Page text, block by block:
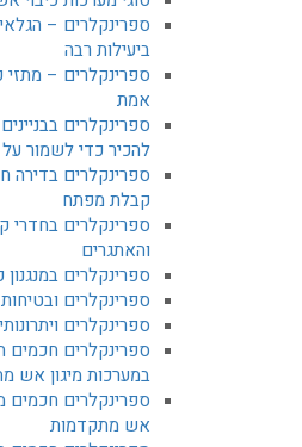
ספרינקלרים –
ביעילות רבה
ספרינקלרים – מתזי
אמת
ספרינקלרים
להכיר כדי לשמור
ספרינקלרים
קבלת מפתח
ספרינקלרים בחדרי
והאתגרים
ספרינקלרים במנגנון
ספרינקלרים
ספרינקלרים
ספרינקלרים חכמים
במערכות מיגון אש
ספרינקלרים חכמים
אש מתקדמות